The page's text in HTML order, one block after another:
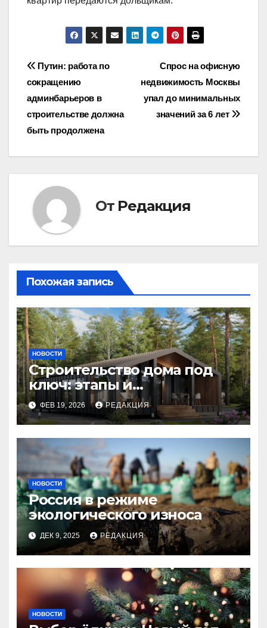
Навигация
по
записям
Спрос на офисную
недвижимость Москвы
упал до минимальных
значений за 6 лет
Путин: работа по
сокращению
админбарьеров в
строительстве должна
быть продолжена
От Редакция
Похожая запись
НОВОСТИ
Строительство дома под
ключ: этапы и
планирование бюджета
ФЕВ 19, 2026 РЕДАКЦИЯ
НОВОСТИ
Россия в режиме
экологического износа
ДЕК 9, 2025 РЕДАКЦИЯ
НОВОСТИ